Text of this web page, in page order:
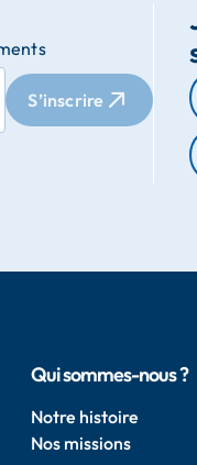
S’inscrire
Qui sommes-nous ?
Notre histoire
Nos missions